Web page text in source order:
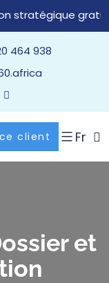
stratégique
464 938
client Fr
et